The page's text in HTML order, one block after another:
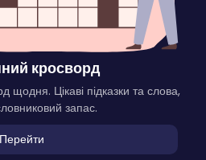
кросворд
щодня. Цікаві підказки та слова,
запас.
Перейти